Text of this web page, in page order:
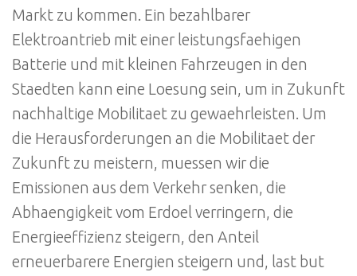
Markt zu kommen. Ein bezahlbarer
Elektroantrieb mit einer leistungsfaehigen
Batterie und mit kleinen Fahrzeugen in den
Staedten kann eine Loesung sein, um in Zukunft
nachhaltige Mobilitaet zu gewaehrleisten. Um
die Herausforderungen an die Mobilitaet der
Zukunft zu meistern, muessen wir die
Emissionen aus dem Verkehr senken, die
Abhaengigkeit vom Erdoel verringern, die
Energieeffizienz steigern, den Anteil
erneuerbarere Energien steigern und, last but